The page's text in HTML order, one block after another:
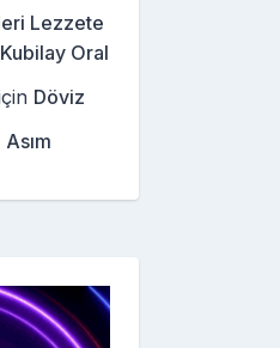
Lezzete
Kubilay Oral
Döviz
Asım